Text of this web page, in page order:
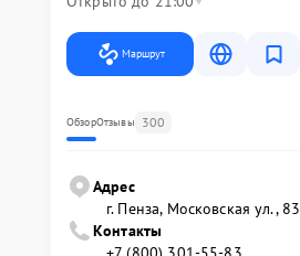
Маршрут
ОбзорОтзывы 300
Адрес
г. Пенза, Московская ул., 83
Контакты